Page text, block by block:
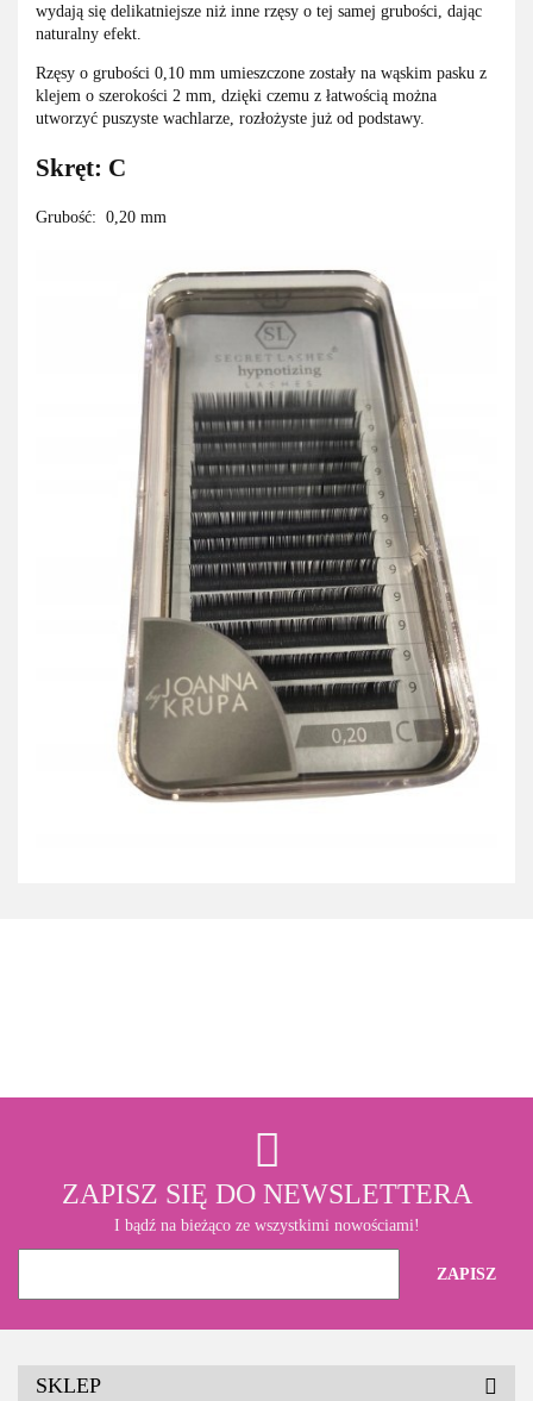
wydają się delikatniejsze niż inne rzęsy o tej samej grubości, dając
naturalny efekt.
Rzęsy o grubości 0,10 mm umieszczone zostały na wąskim pasku z
klejem o szerokości 2 mm, dzięki czemu z łatwością można
utworzyć puszyste wachlarze, rozłożyste już od podstawy.
Skręt: C
Grubość: 0,20 mm
ZAPISZ SIĘ DO NEWSLETTERA
I bądź na bieżąco ze wszystkimi nowościami!
SKLEP